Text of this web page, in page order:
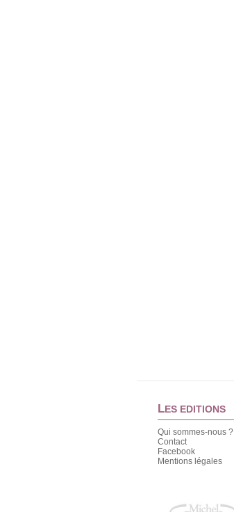
LES EDITIONS
Qui sommes-nous ?
Contact
Facebook
Mentions légales